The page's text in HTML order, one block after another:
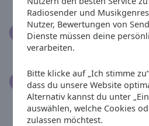
Radiosender und
Nutzer, Bewertungen von
Dienste müssen deine
verarbeiten.
Bitte klicke auf „Ich stimme
dass du unsere Website
Alternativ kannst du unter
auswählen, welche Cookies
zulassen möchtest.
Ewa Fokczyńska
Gute alte Music
Zoltan Exner
Korábban, mikor Ausztriában
mindig az ORF Radio
Mostanában, mikor internet